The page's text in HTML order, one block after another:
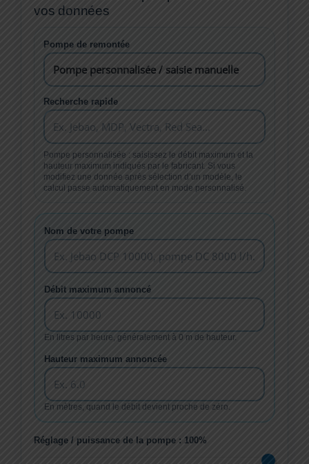
vos données
Pompe de remontée
Recherche rapide
Pompe personnalisée : saisissez le débit maximum et la
hauteur maximum indiqués par le fabricant. Si vous
modifiez une donnée après sélection d’un modèle, le
calcul passe automatiquement en mode personnalisé.
Nom de votre pompe
Débit maximum annoncé
En litres par heure, généralement à 0 m de hauteur.
Hauteur maximum annoncée
En mètres, quand le débit devient proche de zéro.
Réglage / puissance de la pompe : 100%